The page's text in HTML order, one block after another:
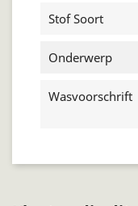
Stof Soort
Onderwerp
Wasvoorschrift